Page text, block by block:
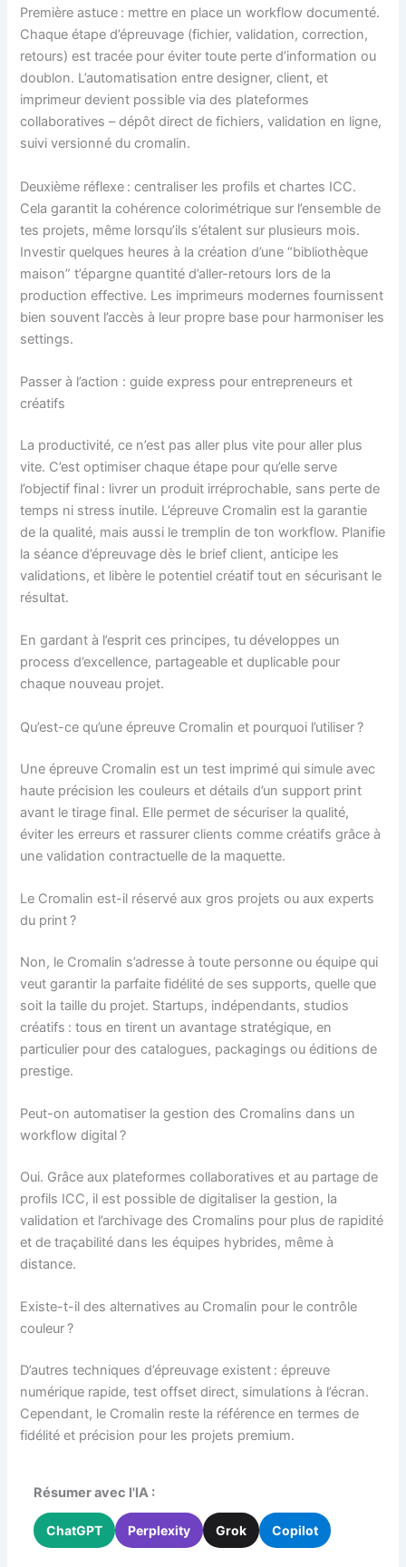
Première astuce : mettre en place un workflow documenté.
Chaque étape d’épreuvage (fichier, validation, correction,
retours) est tracée pour éviter toute perte d’information ou
doublon. L’automatisation entre designer, client, et
imprimeur devient possible via des plateformes
collaboratives – dépôt direct de fichiers, validation en ligne,
suivi versionné du cromalin.
Deuxième réflexe : centraliser les profils et chartes ICC.
Cela garantit la cohérence colorimétrique sur l’ensemble de
tes projets, même lorsqu’ils s’étalent sur plusieurs mois.
Investir quelques heures à la création d’une “bibliothèque
maison” t’épargne quantité d’aller-retours lors de la
production effective. Les imprimeurs modernes fournissent
bien souvent l’accès à leur propre base pour harmoniser les
settings.
Passer à l’action : guide express pour entrepreneurs et
créatifs
La productivité, ce n’est pas aller plus vite pour aller plus
vite. C’est optimiser chaque étape pour qu’elle serve
l’objectif final : livrer un produit irréprochable, sans perte de
temps ni stress inutile. L’épreuve Cromalin est la garantie
de la qualité, mais aussi le tremplin de ton workflow. Planifie
la séance d’épreuvage dès le brief client, anticipe les
validations, et libère le potentiel créatif tout en sécurisant le
résultat.
En gardant à l’esprit ces principes, tu développes un
process d’excellence, partageable et duplicable pour
chaque nouveau projet.
Qu’est-ce qu’une épreuve Cromalin et pourquoi l’utiliser ?
Une épreuve Cromalin est un test imprimé qui simule avec
haute précision les couleurs et détails d’un support print
avant le tirage final. Elle permet de sécuriser la qualité,
éviter les erreurs et rassurer clients comme créatifs grâce à
une validation contractuelle de la maquette.
Le Cromalin est-il réservé aux gros projets ou aux experts
du print ?
Non, le Cromalin s’adresse à toute personne ou équipe qui
veut garantir la parfaite fidélité de ses supports, quelle que
soit la taille du projet. Startups, indépendants, studios
créatifs : tous en tirent un avantage stratégique, en
particulier pour des catalogues, packagings ou éditions de
prestige.
Peut-on automatiser la gestion des Cromalins dans un
workflow digital ?
Oui. Grâce aux plateformes collaboratives et au partage de
profils ICC, il est possible de digitaliser la gestion, la
validation et l’archivage des Cromalins pour plus de rapidité
et de traçabilité dans les équipes hybrides, même à
distance.
Existe-t-il des alternatives au Cromalin pour le contrôle
couleur ?
D’autres techniques d’épreuvage existent : épreuve
numérique rapide, test offset direct, simulations à l’écran.
Cependant, le Cromalin reste la référence en termes de
fidélité et précision pour les projets premium.
Résumer avec l'IA :
ChatGPT Perplexity Grok Copilot